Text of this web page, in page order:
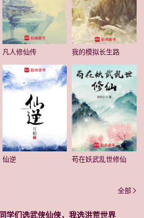
凡人修仙传 我的模拟长生路
仙逆 苟在妖武乱世修仙
全部
同学们选武侠仙侠，我选洪荒世界